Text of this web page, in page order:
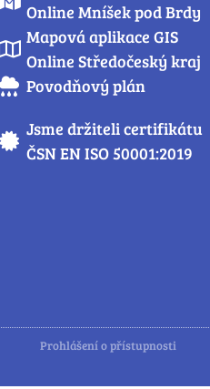
Online Mníšek pod Brdy
Mapová aplikace GIS
Online Středočeský kraj
Povodňový plán
Jsme držiteli certifikátu
ČSN EN ISO 50001:2019
Prohlášení o přístupnosti